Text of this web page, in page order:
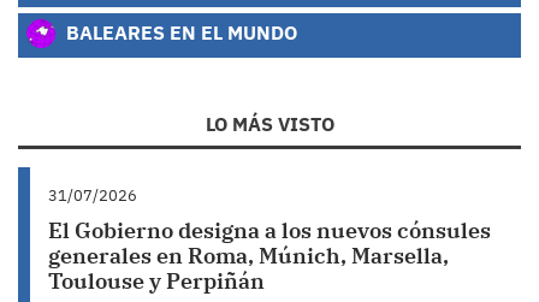
BALEARES EN EL MUNDO
LO MÁS VISTO
31/07/2026
El Gobierno designa a los nuevos cónsules
generales en Roma, Múnich, Marsella,
Toulouse y Perpiñán